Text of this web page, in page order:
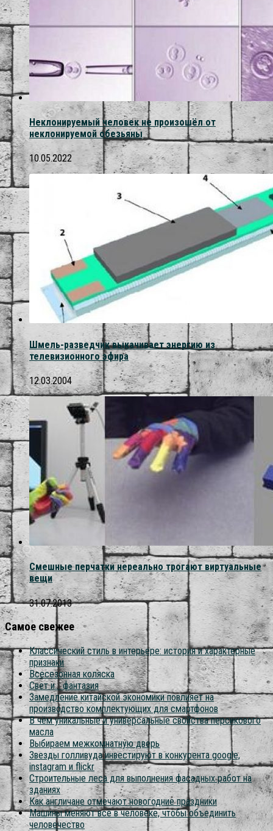
Неклонируемый человек не произошёл от
неклонируемой обезьяны
10.05.2022
Шмель-разведчик выкачивает энергию из
телевизионного эфира
12.03.2004
Смешные перчатки нереально трогают виртуальные
вещи
31.07.2013
Самое свежее
Классический стиль в интерьере: история и характерные
признаки
Всесезонная коляска
Свет и… фантазия
Замедление китайской экономики повлияет на
производство комплектующих для смартфонов
В чём уникальные и универсальные свойства персикового
масла
Выбираем межкомнатную дверь
Звезды голливуда инвестируют в конкурента google,
instagram и flickr
Строительные леса для выполнения фасадных работ на
зданиях
Как англичане отмечают новогодние праздники
Машины меняют всё в человеке, чтобы объединить
человечество